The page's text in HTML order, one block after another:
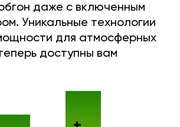
даже с включенным
Уникальные технологии
для атмосферных
доступны вам